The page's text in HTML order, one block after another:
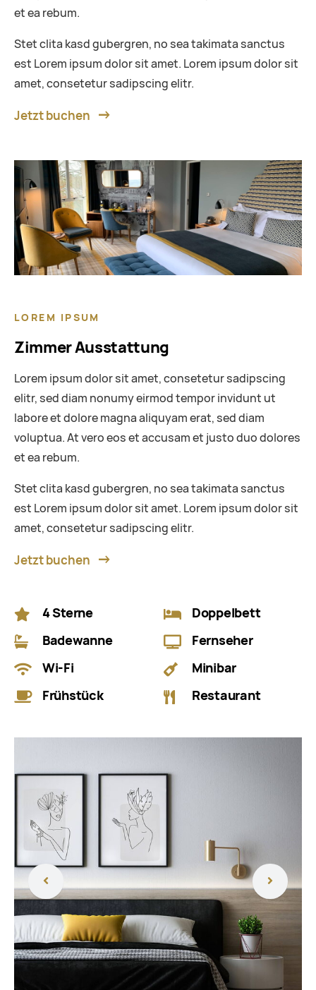
et ea rebum.
Stet clita kasd gubergren, no sea takimata sanctus
est Lorem ipsum dolor sit amet. Lorem ipsum dolor sit
amet, consetetur sadipscing elitr.
Jetzt buchen
LOREM IPSUM
Zimmer Ausstattung
Lorem ipsum dolor sit amet, consetetur sadipscing
elitr, sed diam nonumy eirmod tempor invidunt ut
labore et dolore magna aliquyam erat, sed diam
voluptua. At vero eos et accusam et justo duo dolores
et ea rebum.
Stet clita kasd gubergren, no sea takimata sanctus
est Lorem ipsum dolor sit amet. Lorem ipsum dolor sit
amet, consetetur sadipscing elitr.
Jetzt buchen
4 Sterne
Doppelbett
Badewanne
Fernseher
Wi-Fi
Minibar
Frühstück
Restaurant